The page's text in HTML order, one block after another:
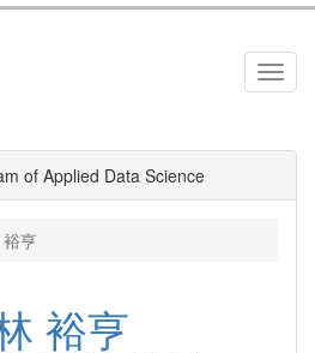
of Applied Data Science
亨
裕亨